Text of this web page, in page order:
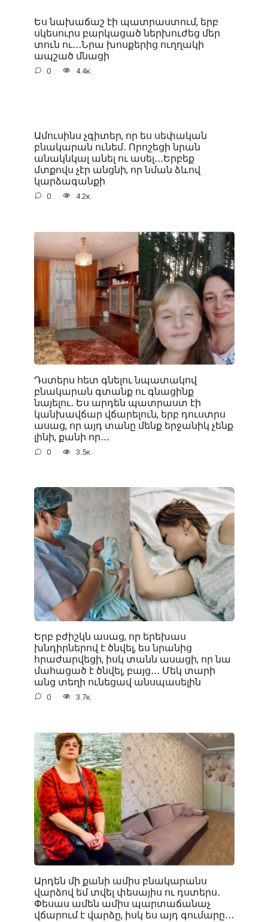
Ես նախաճաշ էի պատրաստում, երբ
սկեսուրս բարկացած ներխուժեց մեր
տուն ու․․․Նրա խոսքերից ուղղակի
ապշած մնացի
0 4.4к.
Ամուսինս չգիտեր, որ ես սեփական
բնակարան ունեմ․ Որոշեցի նրան
անակնկալ անել ու ասել․․․Երբեք
մտքովս չէր անցնի, որ նման ձևով
կարձագանքի
0 4.2к.
Դստերս հետ գնելու նպատակով
բնակարան գտանք ու գնացինք
նայելու․ Ես արդեն պատրաստ էի
կանխավճար վճարելուն, երբ դուստրս
ասաց, որ այդ տանը մենք երջանիկ չենք
լինի, քանի որ․․․
0 3.5к.
Երբ բժիշկն ասաց, որ երեխաս
խնդիրներով է ծնվել, ես նրանից
հրաժարվեցի, իսկ տանն ասացի, որ նա
մահացած է ծնվել, բայց․․․ Մեկ տարի
անց տեղի ունեցավ անսպասելին
0 3.7к.
Արդեն մի քանի ամիս բնակարանս
վարձով եմ տվել փեսայիս ու դստերս․
Փեսաս ամեն ամիս պարտաճանաչ
վճարում է վարձը, իսկ ես այդ գումարը․․․